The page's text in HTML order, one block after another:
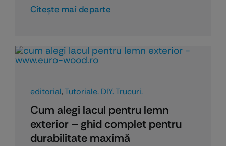
Citeşte mai departe
editorial,Tutoriale. DIY. Trucuri.
Cum alegi lacul pentru lemn
exterior – ghid complet pentru
durabilitate maximă